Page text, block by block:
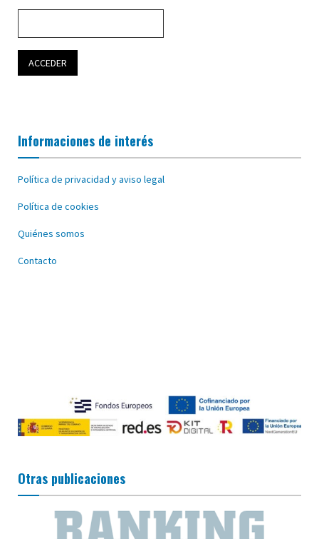
Informaciones de interés
Política de privacidad y aviso legal
Política de cookies
Quiénes somos
Contacto
Otras publicaciones